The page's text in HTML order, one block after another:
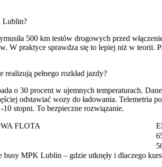
Lublin?
500 km testów drogowych przed
W praktyce sprawdza się to lepiej niż w
pełnego rozkład jazdy?
o 30 procent w ujemnych temperaturach.
odstawiać wozy do ładowania. Telemetria
stopni. To bezpieczne rozwiązanie.
FLOTA
busy MPK Lublin – gdzie utknęły i dlaczego